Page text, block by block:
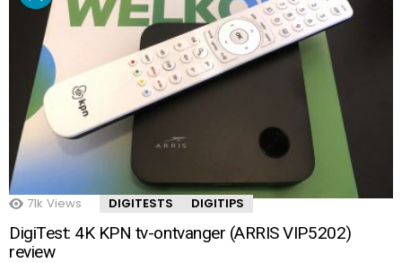
71k Views DIGITESTS DIGITIPS
DigiTest: 4K KPN tv-ontvanger (ARRIS VIP5202)
review